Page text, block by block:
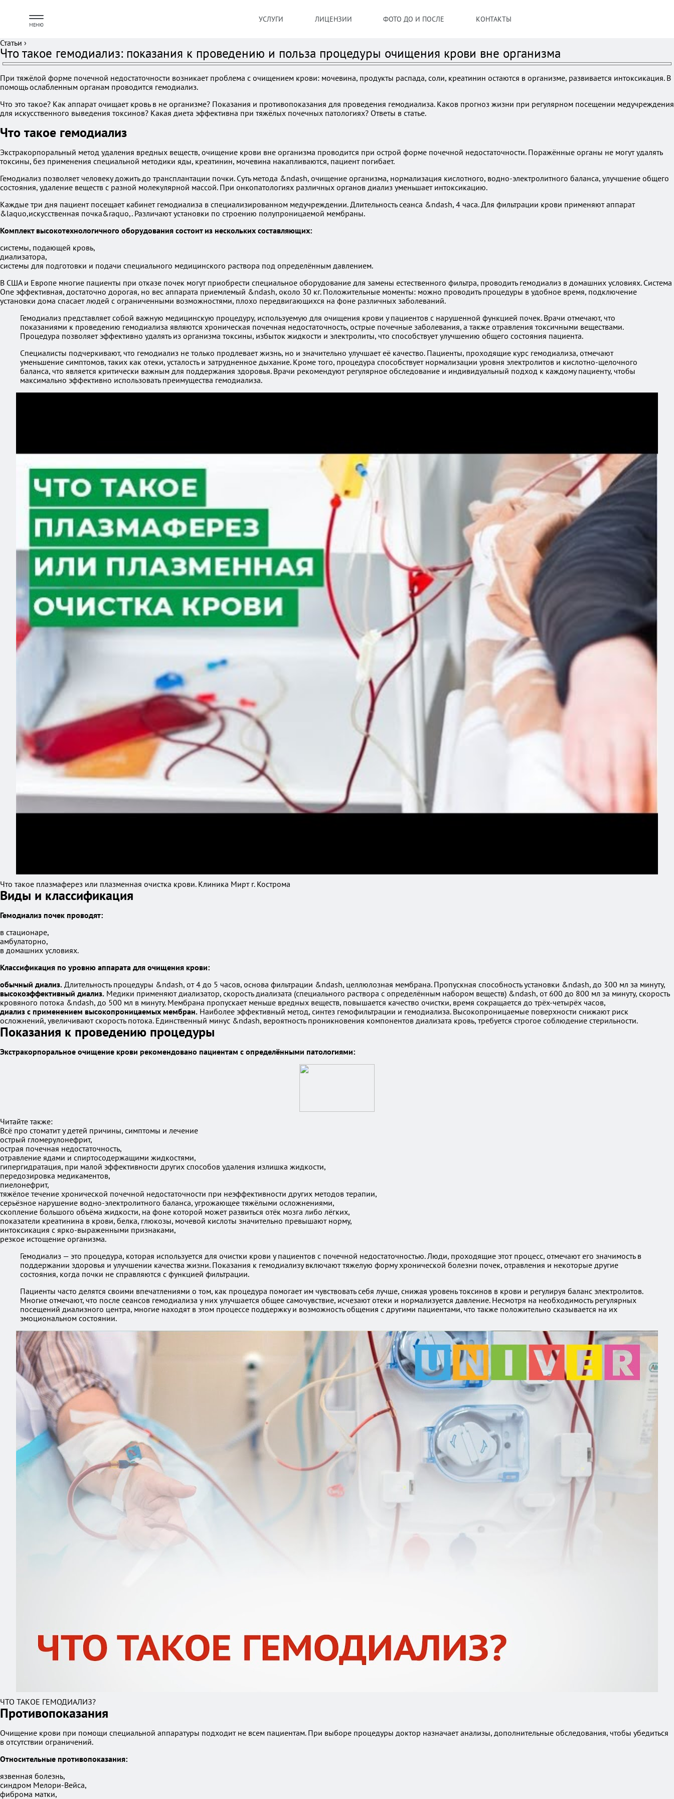
МЕНЮ
УСЛУГИ ЛИЦЕНЗИИ ФОТО ДО И ПОСЛЕ КОНТАКТЫ
Статьи ›
Что такое гемодиализ: показания к проведению и польза процедуры очищения крови вне организма
При тяжёлой форме почечной недостаточности возникает проблема с очищением крови: мочевина, продукты распада, соли, креатинин остаются в организме, развивается интоксикация. В
помощь ослабленным органам проводится гемодиализ.
Что это такое? Как аппарат очищает кровь в не организме? Показания и противопоказания для проведения гемодиализа. Каков прогноз жизни при регулярном посещении медучреждения
для искусственного выведения токсинов? Какая диета эффективна при тяжёлых почечных патологиях? Ответы в статье.
Что такое гемодиализ
Экстракорпоральный метод удаления вредных веществ, очищение крови вне организма проводится при острой форме почечной недостаточности. Поражённые органы не могут удалять
токсины, без применения специальной методики яды, креатинин, мочевина накапливаются, пациент погибает.
Гемодиализ позволяет человеку дожить до трансплантации почки. Суть метода &ndash, очищение организма, нормализация кислотного, водно-электролитного баланса, улучшение общего
состояния, удаление веществ с разной молекулярной массой. При онкопатологиях различных органов диализ уменьшает интоксикацию.
Каждые три дня пациент посещает кабинет гемодиализа в специализированном медучреждении. Длительность сеанса &ndash, 4 часа. Для фильтрации крови применяют аппарат
&laquo,искусственная почка&raquo,. Различают установки по строению полупроницаемой мембраны.
Комплект высокотехнологичного оборудования состоит из нескольких составляющих:
системы, подающей кровь,
диализатора,
системы для подготовки и подачи специального медицинского раствора под определённым давлением.
В США и Европе многие пациенты при отказе почек могут приобрести специальное оборудование для замены естественного фильтра, проводить гемодиализ в домашних условиях. Система
One эффективная, достаточно дорогая, но вес аппарата приемлемый &ndash, около 30 кг. Положительные моменты: можно проводить процедуры в удобное время, подключение
установки дома спасает людей с ограниченными возможностями, плохо передвигающихся на фоне различных заболеваний.
Гемодиализ представляет собой важную медицинскую процедуру, используемую для очищения крови у пациентов с нарушенной функцией почек. Врачи отмечают, что
показаниями к проведению гемодиализа являются хроническая почечная недостаточность, острые почечные заболевания, а также отравления токсичными веществами.
Процедура позволяет эффективно удалять из организма токсины, избыток жидкости и электролиты, что способствует улучшению общего состояния пациента.
Специалисты подчеркивают, что гемодиализ не только продлевает жизнь, но и значительно улучшает её качество. Пациенты, проходящие курс гемодиализа, отмечают
уменьшение симптомов, таких как отеки, усталость и затрудненное дыхание. Кроме того, процедура способствует нормализации уровня электролитов и кислотно-щелочного
баланса, что является критически важным для поддержания здоровья. Врачи рекомендуют регулярное обследование и индивидуальный подход к каждому пациенту, чтобы
максимально эффективно использовать преимущества гемодиализа.
Что такое плазмаферез или плазменная очистка крови. Клиника Мирт г. Кострома
Виды и классификация
Гемодиализ почек проводят:
в стационаре,
амбулаторно,
в домашних условиях.
Классификация по уровню аппарата для очищения крови:
обычный диализ. Длительность процедуры &ndash, от 4 до 5 часов, основа фильтрации &ndash, целлюлозная мембрана. Пропускная способность установки &ndash, до 300 мл за минуту,
высокоэффективный диализ. Медики применяют диализатор, скорость диализата (специального раствора с определённым набором веществ) &ndash, от 600 до 800 мл за минуту, скорость
кровяного потока &ndash, до 500 мл в минуту. Мембрана пропускает меньше вредных веществ, повышается качество очистки, время сокращается до трёх-четырёх часов,
диализ с применением высокопроницаемых мембран. Наиболее эффективный метод, синтез гемофильтрации и гемодиализа. Высокопроницаемые поверхности снижают риск
осложнений, увеличивают скорость потока. Единственный минус &ndash, вероятность проникновения компонентов диализата кровь, требуется строгое соблюдение стерильности.
Показания к проведению процедуры
Экстракорпоральное очищение крови рекомендовано пациентам с определёнными патологиями:
Читайте также:
Всё про стоматит у детей причины, симптомы и лечение
острый гломерулонефрит,
острая почечная недостаточность,
отравление ядами и спиртосодержащими жидкостями,
гипергидратация, при малой эффективности других способов удаления излишка жидкости,
передозировка медикаментов,
пиелонефрит,
тяжёлое течение хронической почечной недостаточности при неэффективности других методов терапии,
серьёзное нарушение водно-электролитного баланса, угрожающее тяжёлыми осложнениями,
скопление большого объёма жидкости, на фоне которой может развиться отёк мозга либо лёгких,
показатели креатинина в крови, белка, глюкозы, мочевой кислоты значительно превышают норму,
интоксикация с ярко-выраженными признаками,
резкое истощение организма.
Гемодиализ — это процедура, которая используется для очистки крови у пациентов с почечной недостаточностью. Люди, проходящие этот процесс, отмечают его значимость в
поддержании здоровья и улучшении качества жизни. Показания к гемодиализу включают тяжелую форму хронической болезни почек, отравления и некоторые другие
состояния, когда почки не справляются с функцией фильтрации.
Пациенты часто делятся своими впечатлениями о том, как процедура помогает им чувствовать себя лучше, снижая уровень токсинов в крови и регулируя баланс электролитов.
Многие отмечают, что после сеансов гемодиализа у них улучшается общее самочувствие, исчезают отеки и нормализуется давление. Несмотря на необходимость регулярных
посещений диализного центра, многие находят в этом процессе поддержку и возможность общения с другими пациентами, что также положительно сказывается на их
эмоциональном состоянии.
ЧТО ТАКОЕ ГЕМОДИАЛИЗ?
Противопоказания
Очищение крови при помощи специальной аппаратуры подходит не всем пациентам. При выборе процедуры доктор назначает анализы, дополнительные обследования, чтобы убедиться
в отсутствии ограничений.
Относительные противопоказания:
язвенная болезнь,
синдром Мелори-Вейса,
фиброма матки,